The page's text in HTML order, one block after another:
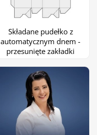
Składane pudełko z
automatycznym dnem -
przesunięte zakładki